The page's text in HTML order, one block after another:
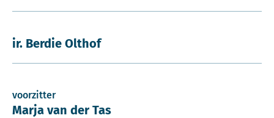
ir. Berdie Olthof
voorzitter
Marja van der Tas